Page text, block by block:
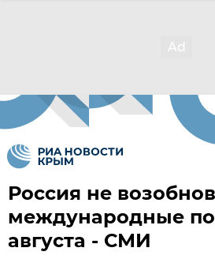
Россия не
международные
августа - СМИ